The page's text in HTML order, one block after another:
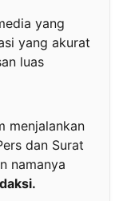
yang
yang akurat
luas
menjalankan
dan Surat
namanya